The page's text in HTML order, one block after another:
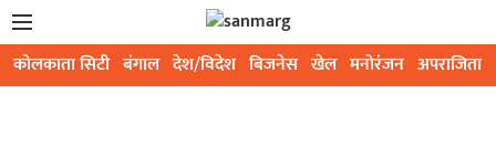
कोलकाता सिटी बंगाल देश/विदेश बिजनेस खेल मनोरंजन अपराजिता